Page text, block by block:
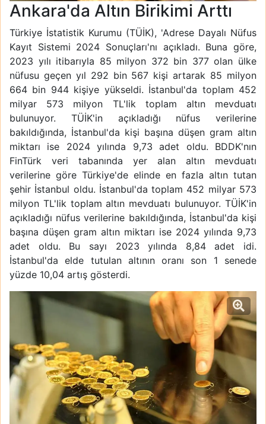
Ankara'da Altın Birikimi Arttı
Türkiye İstatistik Kurumu (TÜİK), 'Adrese Dayalı Nüfus
Kayıt Sistemi 2024 Sonuçları'nı açıkladı. Buna göre,
2023 yılı itibarıyla 85 milyon 372 bin 377 olan ülke
nüfusu geçen yıl 292 bin 567 kişi artarak 85 milyon
664 bin 944 kişiye yükseldi. İstanbul'da toplam 452
milyar 573 milyon TL'lik toplam altın mevduatı
bulunuyor. TÜİK'in açıkladığı nüfus verilerine
bakıldığında, İstanbul'da kişi başına düşen gram altın
miktarı ise 2024 yılında 9,73 adet oldu. BDDK'nın
FinTürk veri tabanında yer alan altın mevduatı
verilerine göre Türkiye'de elinde en fazla altın tutan
şehir İstanbul oldu. İstanbul'da toplam 452 milyar 573
milyon TL'lik toplam altın mevduatı bulunuyor. TÜİK'in
açıkladığı nüfus verilerine bakıldığında, İstanbul'da kişi
başına düşen gram altın miktarı ise 2024 yılında 9,73
adet oldu. Bu sayı 2023 yılında 8,84 adet idi.
İstanbul'da elde tutulan altının oranı son 1 senede
yüzde 10,04 artış gösterdi.